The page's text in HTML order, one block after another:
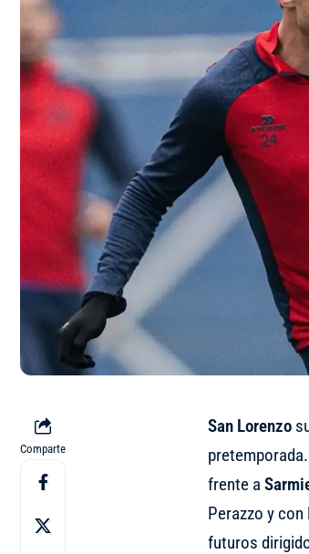
Comparte
San Lorenzo
frente a
Perazzo y
futuros